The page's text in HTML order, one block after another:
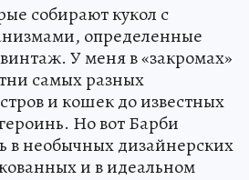
собирают кукол с
определенные
У меня в «закромах»
самых разных
и кошек до известных
Но вот Барби
в необычных дизайнерских
и в идеальном